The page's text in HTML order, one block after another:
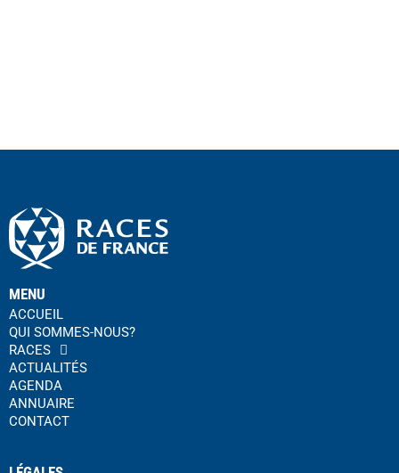
MENU
ACCUEIL
QUI SOMMES-NOUS?
RACES
ACTUALITÉS
AGENDA
ANNUAIRE
CONTACT